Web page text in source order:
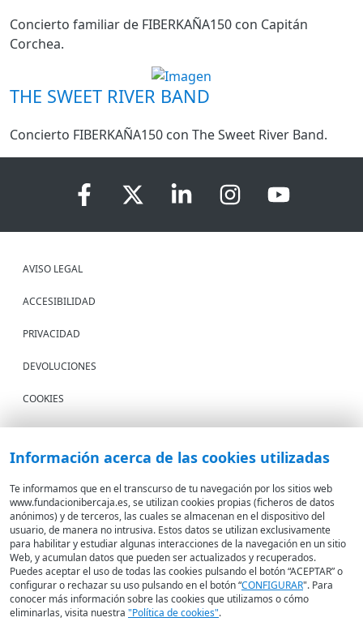
Concierto familiar de FIBERKAÑA150 con Capitán
Corchea.
THE SWEET RIVER BAND
Concierto FIBERKAÑA150 con The Sweet River Band.
AVISO LEGAL
ACCESIBILIDAD
PRIVACIDAD
DEVOLUCIONES
COOKIES
CONDICIONES DE COMPRA
IBERCAJA BANCO
Fundación Bancaria Ibercaja. C.I.F. G-50000652.
Inscrita en el Registro de Fundaciones del Mº de Educación, Cultura y
Deporte con el nº 1689.
Domicilio social: Joaquín Costa, 13. 50001 Zaragoza.
Información acerca de las cookies utilizadas
Te informamos que en el transcurso de tu navegación por los sitios web
www.fundacionibercaja.es, se utilizan cookies propias (ficheros de datos
anónimos) y de terceros, las cuales se almacenan en el dispositivo del
usuario, de manera no intrusiva. Estos datos se utilizan exclusivamente
para habilitar y estudiar algunas interacciones de la navegación en un sitio
Web, y acumulan datos que pueden ser actualizados y recuperados.
Puedes aceptar el uso de todas las cookies pulsando el botón “ACEPTAR” o
configurar o rechazar su uso pulsando en el botón “CONFIGURAR". Para
conocer más información sobre las cookies que utilizamos o cómo
eliminarlas, visita nuestra "Política de cookies".